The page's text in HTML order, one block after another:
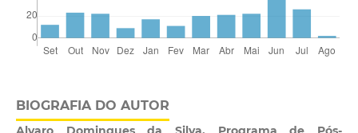
BIOGRAFIA DO AUTOR